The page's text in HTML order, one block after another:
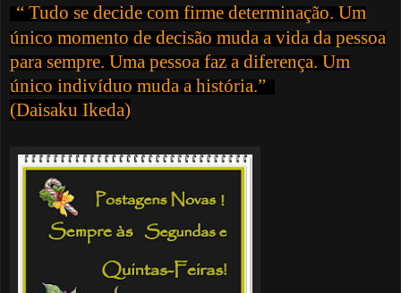
“ Tudo se decide com firme determinação. Um
único momento de decisão muda a vida da pessoa
para sempre. Uma pessoa faz a diferença. Um
único indivíduo muda a história.”
(Daisaku Ikeda)